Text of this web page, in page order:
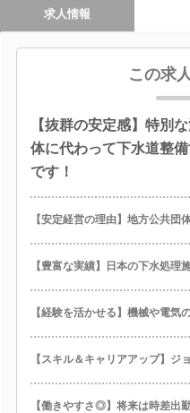
求人情報
この求
【抜群の安定感】特別
体に代わって下水道整
です！
【安定経営の理由】地方公共団
【豊富な実績】日本の下水処理
【経験を活かせる】機械や電気
【スキル＆キャリアアップ】ジ
【働きやすさ◎】将来は時差出